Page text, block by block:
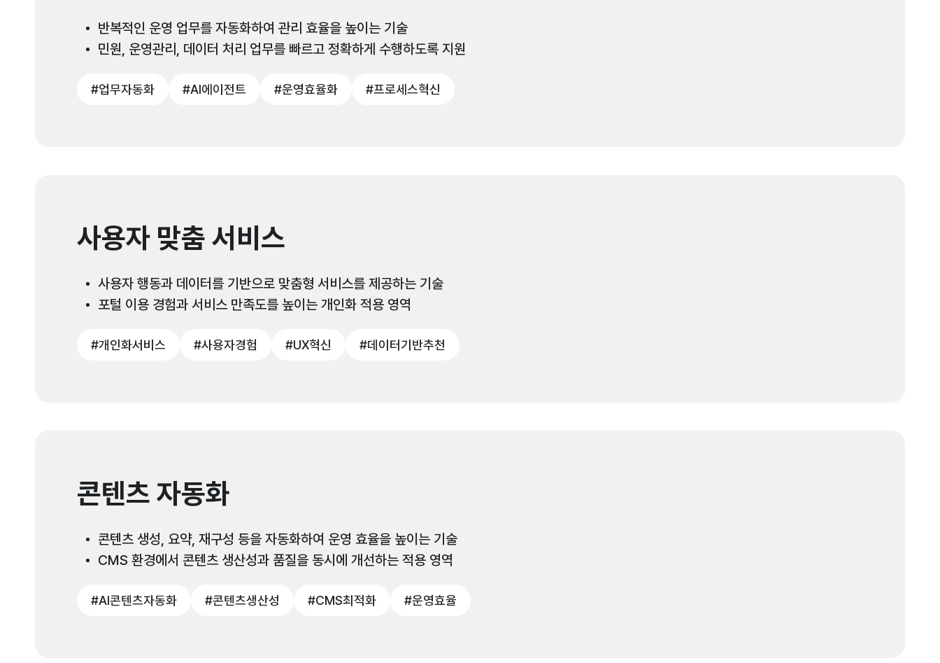
반복적인 운영 업무를 자동화하여 관리 효율을 높이는 기술
민원, 운영관리, 데이터 처리 업무를 빠르고 정확하게 수행하도록 지원
#업무자동화 #AI에이전트 #운영효율화 #프로세스혁신
사용자 맞춤 서비스
사용자 행동과 데이터를 기반으로 맞춤형 서비스를 제공하는 기술
포털 이용 경험과 서비스 만족도를 높이는 개인화 적용 영역
#개인화서비스 #사용자경험 #UX혁신 #데이터기반추천
콘텐츠 자동화
콘텐츠 생성, 요약, 재구성 등을 자동화하여 운영 효율을 높이는 기술
CMS 환경에서 콘텐츠 생산성과 품질을 동시에 개선하는 적용 영역
#AI콘텐츠자동화 #콘텐츠생산성 #CMS최적화 #운영효율